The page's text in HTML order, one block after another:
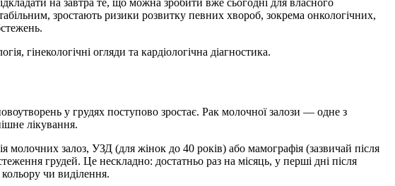
зростають ризики розвитку певних хвороб, зокрема онкологічних,
гінекологічні огляди та кардіологічна діагностика.
у грудях поступово зростає. Рак молочної залози — одне з
лікування.
молочних залоз, УЗД (для жінок до 40 років) або мамографія (зазвичай після
грудей. Це нескладно: достатньо раз на місяць, у перші дні після
чи виділення.